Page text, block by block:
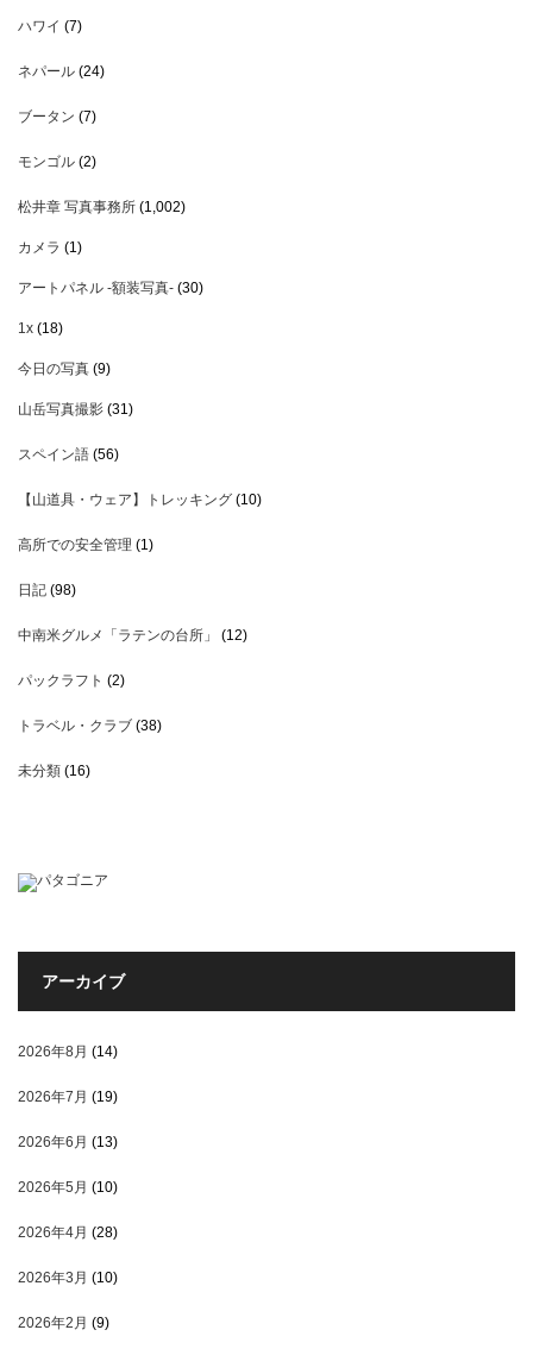
ハワイ (7)
ネパール (24)
ブータン (7)
モンゴル (2)
松井章 写真事務所 (1,002)
カメラ (1)
アートパネル -額装写真- (30)
1x (18)
今日の写真 (9)
山岳写真撮影 (31)
スペイン語 (56)
【山道具・ウェア】トレッキング (10)
高所での安全管理 (1)
日記 (98)
中南米グルメ「ラテンの台所」 (12)
パックラフト (2)
トラベル・クラブ (38)
未分類 (16)
アーカイブ
2026年8月 (14)
2026年7月 (19)
2026年6月 (13)
2026年5月 (10)
2026年4月 (28)
2026年3月 (10)
2026年2月 (9)